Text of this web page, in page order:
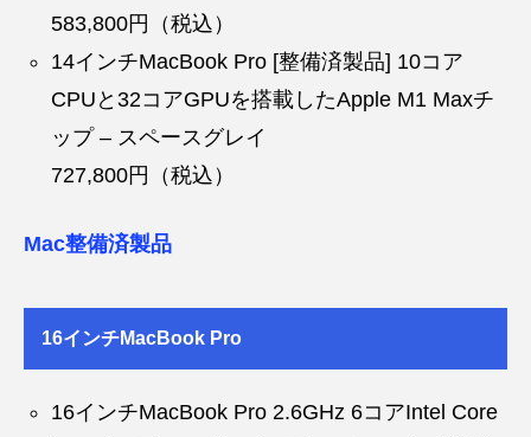
583,800円（税込）
14インチMacBook Pro [整備済製品] 10コア
CPUと32コアGPUを搭載したApple M1 Maxチ
ップ – スペースグレイ
727,800円（税込）
Mac整備済製品
16インチMacBook Pro
16インチMacBook Pro 2.6GHz 6コアIntel Core